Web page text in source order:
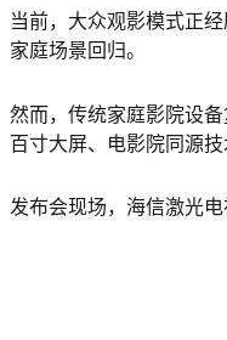
当前，大众观影模式正
家庭场景回归。
然而，传统家庭影院设
百寸大屏、电影院同源
发布会现场，海信激光